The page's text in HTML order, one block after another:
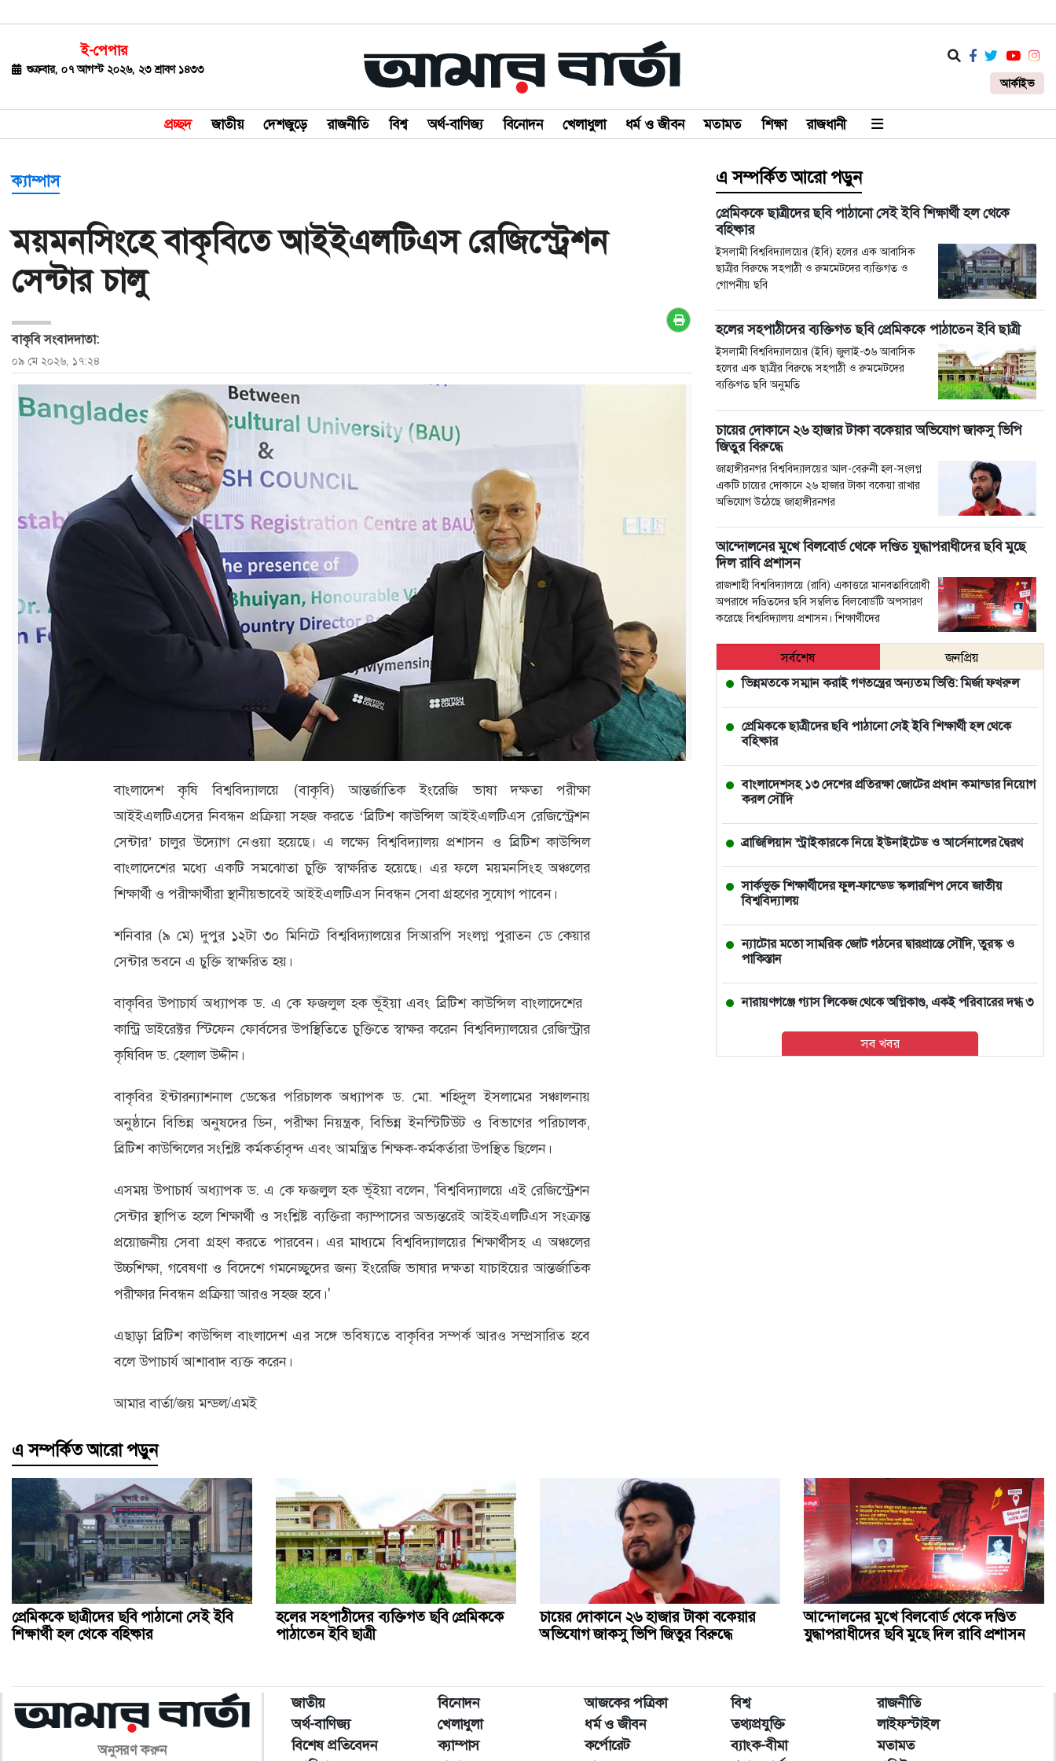
ই-পেপার
শুক্রবার, ০৭ আগস্ট ২০২৬, ২৩ শ্রাবণ ১৪৩৩
আর্কাইভ
প্রচ্ছদ জাতীয় দেশজুড়ে রাজনীতি বিশ্ব অর্থ-বাণিজ্য বিনোদন খেলাধুলা ধর্ম ও জীবন মতামত শিক্ষা রাজধানী
জাতীয়
রাজনীতি
বিশ্ব
বাণিজ্য
বিনোদন
ধর্ম
ও
জীবন
রাজধানী
আইন-
আদালত
ক্যাম্পাস
আজকের
পত্রিকা
ক্যারিয়ার
তথ্যপ্রযুক্তি
ক্যাম্পাস
ময়মনসিংহে বাকৃবিতে আইইএলটিএস রেজিস্ট্রেশন
সেন্টার চালু
বাকৃবি সংবাদদাতা:
০৯ মে ২০২৬, ১৭:২৪
বাংলাদেশ কৃষি বিশ্ববিদ্যালয়ে (বাকৃবি) আন্তর্জাতিক ইংরেজি ভাষা দক্ষতা পরীক্ষা
আইইএলটিএসের নিবন্ধন প্রক্রিয়া সহজ করতে ‘ব্রিটিশ কাউন্সিল আইইএলটিএস রেজিস্ট্রেশন
সেন্টার’ চালুর উদ্যোগ নেওয়া হয়েছে। এ লক্ষ্যে বিশ্ববিদ্যালয় প্রশাসন ও ব্রিটিশ কাউন্সিল
বাংলাদেশের মধ্যে একটি সমঝোতা চুক্তি স্বাক্ষরিত হয়েছে। এর ফলে ময়মনসিংহ অঞ্চলের
শিক্ষার্থী ও পরীক্ষার্থীরা স্থানীয়ভাবেই আইইএলটিএস নিবন্ধন সেবা গ্রহণের সুযোগ পাবেন।
শনিবার (৯ মে) দুপুর ১২টা ৩০ মিনিটে বিশ্ববিদ্যালয়ের সিআরপি সংলগ্ন পুরাতন ডে কেয়ার
সেন্টার ভবনে এ চুক্তি স্বাক্ষরিত হয়।
বাকৃবির উপাচার্য অধ্যাপক ড. এ কে ফজলুল হক ভূঁইয়া এবং ব্রিটিশ কাউন্সিল বাংলাদেশের
কান্ট্রি ডাইরেক্টর স্টিফেন ফোর্বসের উপস্থিতিতে চুক্তিতে স্বাক্ষর করেন বিশ্ববিদ্যালয়ের রেজিস্ট্রার
কৃষিবিদ ড. হেলাল উদ্দীন।
বাকৃবির ইন্টারন্যাশনাল ডেস্কের পরিচালক অধ্যাপক ড. মো. শহিদুল ইসলামের সঞ্চালনায়
অনুষ্ঠানে বিভিন্ন অনুষদের ডিন, পরীক্ষা নিয়ন্ত্রক, বিভিন্ন ইনস্টিটিউট ও বিভাগের পরিচালক,
ব্রিটিশ কাউন্সিলের সংশ্লিষ্ট কর্মকর্তাবৃন্দ এবং আমন্ত্রিত শিক্ষক-কর্মকর্তারা উপস্থিত ছিলেন।
এসময় উপাচার্য অধ্যাপক ড. এ কে ফজলুল হক ভূঁইয়া বলেন, 'বিশ্ববিদ্যালয়ে এই রেজিস্ট্রেশন
সেন্টার স্থাপিত হলে শিক্ষার্থী ও সংশ্লিষ্ট ব্যক্তিরা ক্যাম্পাসের অভ্যন্তরেই আইইএলটিএস সংক্রান্ত
প্রয়োজনীয় সেবা গ্রহণ করতে পারবেন। এর মাধ্যমে বিশ্ববিদ্যালয়ের শিক্ষার্থীসহ এ অঞ্চলের
উচ্চশিক্ষা, গবেষণা ও বিদেশে গমনেচ্ছুদের জন্য ইংরেজি ভাষার দক্ষতা যাচাইয়ের আন্তর্জাতিক
পরীক্ষার নিবন্ধন প্রক্রিয়া আরও সহজ হবে।'
এছাড়া ব্রিটিশ কাউন্সিল বাংলাদেশ এর সঙ্গে ভবিষ্যতে বাকৃবির সম্পর্ক আরও সম্প্রসারিত হবে
বলে উপাচার্য আশাবাদ ব্যক্ত করেন।
আমার বার্তা/জয় মন্ডল/এমই
এ সম্পর্কিত আরো পড়ুন
প্রেমিককে ছাত্রীদের ছবি পাঠানো সেই ইবি শিক্ষার্থী হল থেকে
বহিষ্কার
ইসলামী বিশ্ববিদ্যালয়ের (ইবি) হলের এক আবাসিক
ছাত্রীর বিরুদ্ধে সহপাঠী ও রুমমেটদের ব্যক্তিগত ও
গোপনীয় ছবি
হলের সহপাঠীদের ব্যক্তিগত ছবি প্রেমিককে পাঠাতেন ইবি ছাত্রী
ইসলামী বিশ্ববিদ্যালয়ের (ইবি) জুলাই-৩৬ আবাসিক
হলের এক ছাত্রীর বিরুদ্ধে সহপাঠী ও রুমমেটদের
ব্যক্তিগত ছবি অনুমতি
চায়ের দোকানে ২৬ হাজার টাকা বকেয়ার অভিযোগ জাকসু ভিপি
জিতুর বিরুদ্ধে
জাহাঙ্গীরনগর বিশ্ববিদ্যালয়ের আল-বেরুনী হল-সংলগ্ন
একটি চায়ের দোকানে ২৬ হাজার টাকা বকেয়া রাখার
অভিযোগ উঠেছে জাহাঙ্গীরনগর
আন্দোলনের মুখে বিলবোর্ড থেকে দণ্ডিত যুদ্ধাপরাধীদের ছবি মুছে
দিল রাবি প্রশাসন
রাজশাহী বিশ্ববিদ্যালয়ে (রাবি) একাত্তরে মানবতাবিরোধী
অপরাধে দণ্ডিতদের ছবি সম্বলিত বিলবোর্ডটি অপসারণ
করেছে বিশ্ববিদ্যালয় প্রশাসন। শিক্ষার্থীদের
সর্বশেষ
জনপ্রিয়
ভিন্নমতকে সম্মান করাই গণতন্ত্রের অন্যতম ভিত্তি: মির্জা ফখরুল
প্রেমিককে ছাত্রীদের ছবি পাঠানো সেই ইবি শিক্ষার্থী হল থেকে
বহিষ্কার
বাংলাদেশসহ ১৩ দেশের প্রতিরক্ষা জোটের প্রধান কমান্ডার নিয়োগ
করল সৌদি
ব্রাজিলিয়ান স্ট্রাইকারকে নিয়ে ইউনাইটেড ও আর্সেনালের দ্বৈরথ
সার্কভুক্ত শিক্ষার্থীদের ফুল-ফান্ডেড স্কলারশিপ দেবে জাতীয়
বিশ্ববিদ্যালয়
ন্যাটোর মতো সামরিক জোট গঠনের দ্বারপ্রান্তে সৌদি, তুরস্ক ও
পাকিস্তান
নারায়ণগঞ্জে গ্যাস লিকেজ থেকে অগ্নিকাণ্ড, একই পরিবারের দগ্ধ ৩
আমিও বিশ্বাস করতে চাই তিনি ডিসেম্বরেই আসবেন: আইনমন্ত্রী
ওসমানী নগরে দুই বাসের মুখোমুখি সংঘর্ষে নিহত ৯
মেহেরপুর সীমান্তে বিএসএফের ৫ জনকে পুশইনের চেষ্টা, বিজিবির
সোনার গহনার দাম ভরিতে কমলো ৩২৬৬ টাকা
সব খবর
এ সম্পর্কিত আরো পড়ুন
প্রেমিককে ছাত্রীদের ছবি পাঠানো সেই ইবি
শিক্ষার্থী হল থেকে বহিষ্কার
হলের সহপাঠীদের ব্যক্তিগত ছবি প্রেমিককে
পাঠাতেন ইবি ছাত্রী
চায়ের দোকানে ২৬ হাজার টাকা বকেয়ার
অভিযোগ জাকসু ভিপি জিতুর বিরুদ্ধে
আন্দোলনের মুখে বিলবোর্ড থেকে দণ্ডিত
যুদ্ধাপরাধীদের ছবি মুছে দিল রাবি প্রশাসন
অনুসরণ করুন
জাতীয় বিনোদন আজকের পত্রিকা বিশ্ব
রাজনীতি
অর্থ-বাণিজ্য
খেলাধুলা ধর্ম ও জীবন তথ্যপ্রযুক্তি
লাইফস্টাইল
বিশেষ প্রতিবেদন
ক্যাম্পাস কর্পোরেট ব্যাংক-বীমা
মতামত